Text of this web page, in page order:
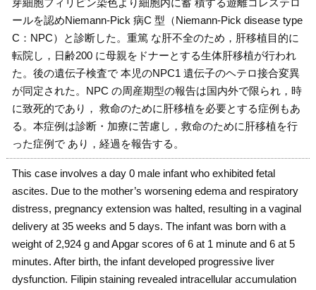
芽細胞フィリピン染色より細胞内に蓄 積する遊離コレステロ
ールを認めNiemann-Pick 病C 型（Niemann-Pick disease type
C：NPC）と診断した。重篤 な肝不全のため，肝移植目的に
転院し，日齢200 に母親をドナーとする生体肝移植が行われ
た。後の遺伝子検査で 本児のNPC1 遺伝子のヘテロ接合変異
が同定された。NPC の周産期型の報告は国内外で限られ，時
に致死的であり， 救命のために肝移植を必要とする症例もあ
る。本症例は診断・加療に苦慮し，救命のために肝移植を行
った症例で あり，経過を報告する。
This case involves a day 0 male infant who exhibited fetal
ascites. Due to the mother’s worsening edema and respiratory
distress, pregnancy extension was halted, resulting in a vaginal
delivery at 35 weeks and 5 days. The infant was born with a
weight of 2,924 g and Apgar scores of 6 at 1 minute and 6 at 5
minutes. After birth, the infant developed progressive liver
dysfunction. Filipin staining revealed intracellular accumulation